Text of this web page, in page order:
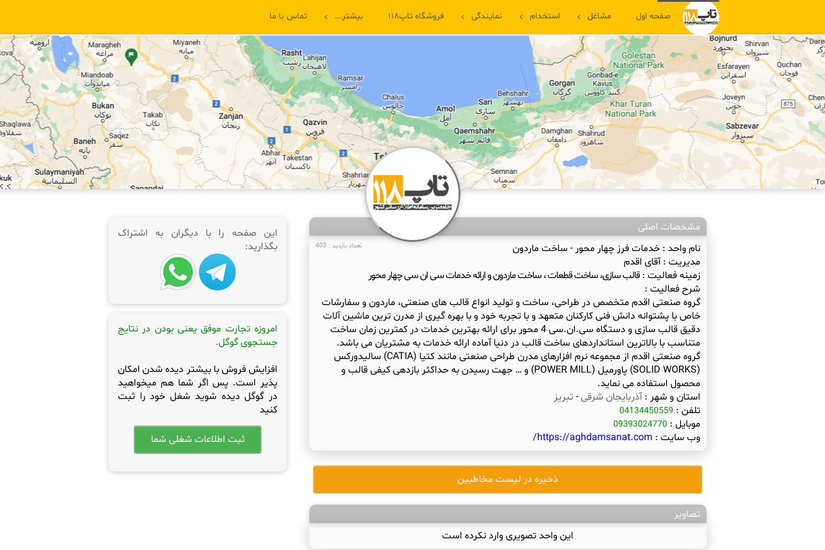
صفحه اول مشاغل استخدام نمایندگی فروشگاه تاپ۱۱۸ بیشتر... تماس با ما
مشخصات اصلی
تعداد بازدید : 403 نام واحد :خدمات فرز چهار محور - ساخت ماردون
مدیریت :آقای اقدم
زمینه فعالیت :قالب سازی، ساخت قطعات ، ساخت ماردون و ارائه خدمات سی ان سی چهار محور
شرح فعالیت :
گروه صنعتی اقدم متخصص در طراحی، ساخت و تولید انواع قالب های صنعتی، ماردون و سفارشات
خاص با پشتوانه دانش فنی کارکنان متعهد و با تجربه خود و با بهره گیری از مدرن ترین ماشین آلات
دقیق قالب سازی و دستگاه سی.ان.سی 4 محور برای ارائه بهترین خدمات در کمترین زمان ساخت
گروه صنعتی اقدم از مجموعه نرم افزارهای مدرن طراحی صنعتی مانند کتیا (CATIA) سالیدورکس
(SOLID WORKS) پاورمیل (POWER MILL) و … جهت رسیدن به حداکثر بازدهی کیفی قالب و
محصول استفاده می نماید.
استان و شهر :آذربایجان شرقی- تبریز
تلفن : 04134450559
موبایل : 09393024770
وب سایت : https://aghdamsanat.com/
ذخیره در لیست مخاطبین
تصاویر
این واحد تصویری وارد نکرده است
این صفحه را با دیگران به اشتراک
بگذارید:
امروزه تجارت موفق یعنی بودن در نتایج
جستجوی گوگل.
افزایش فروش با بیشتر دیده شدن امکان
پذیر است. پس اگر شما هم میخواهید
در گوگل دیده شوید شغل خود را ثبت
کنید